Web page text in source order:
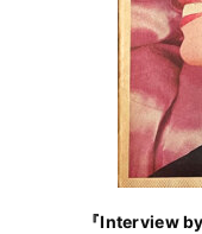
『Interview